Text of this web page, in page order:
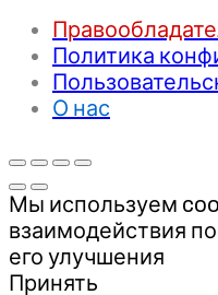
Политика
О нас
Мы используем
взаимодействия
его улучшения
Принять